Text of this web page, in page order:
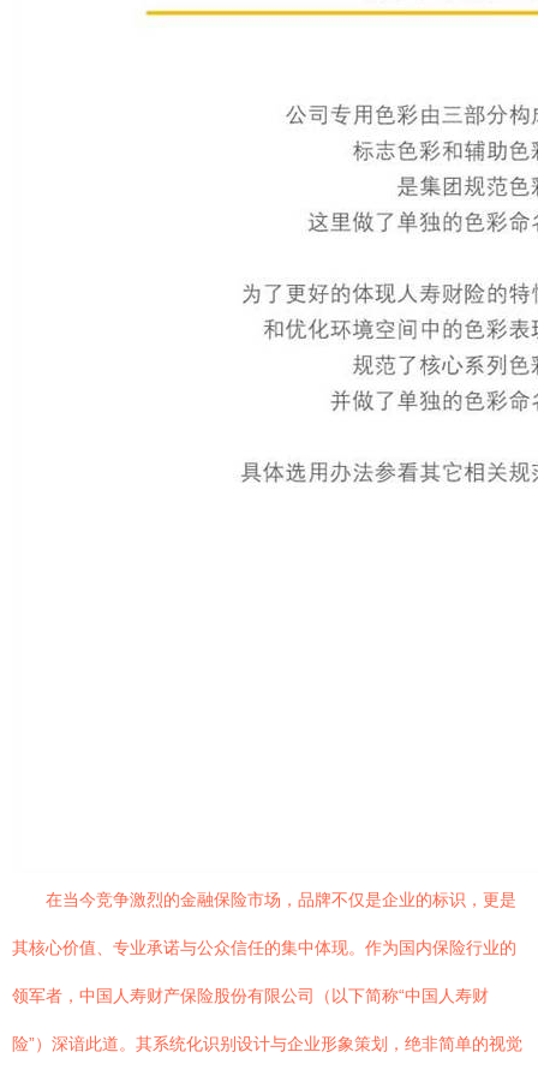
在当今竞争激烈的金融保险市场，品牌不仅是企业的标识，更是
其核心价值、专业承诺与公众信任的集中体现。作为国内保险行业的
领军者，中国人寿财产保险股份有限公司（以下简称“中国人寿财
险”）深谙此道。其系统化识别设计与企业形象策划，绝非简单的视觉